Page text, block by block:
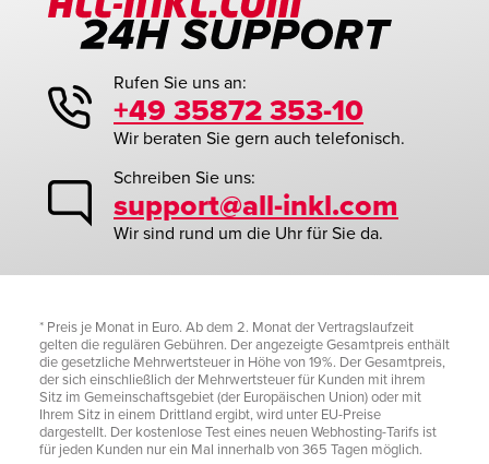
Rufen Sie uns an:
+49 35872 353-10
Wir beraten Sie gern auch telefonisch.
Schreiben Sie uns:
support@all-inkl.com
Wir sind rund um die Uhr für Sie da.
* Preis je Monat in Euro. Ab dem 2. Monat der Vertragslaufzeit
gelten die regulären Gebühren. Der angezeigte Gesamtpreis enthält
die gesetzliche Mehrwertsteuer in Höhe von 19%. Der Gesamtpreis,
der sich einschließlich der Mehrwertsteuer für Kunden mit ihrem
Sitz im Gemeinschaftsgebiet (der Europäischen Union) oder mit
Ihrem Sitz in einem Drittland ergibt, wird unter EU-Preise
dargestellt. Der kostenlose Test eines neuen Webhosting-Tarifs ist
für jeden Kunden nur ein Mal innerhalb von 365 Tagen möglich.